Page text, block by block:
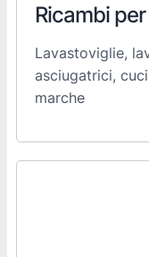
Ricambi
Lavastoviglie,
asciugatrici,
marche